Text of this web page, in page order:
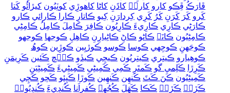
ڦارَڪُ ڦِڪو کارو کاروۡ کاڌَنِ کاڻا کاھوڙِي کوٽِيُون کيڙائُو کَتا
کَرو کَرَ کَرَنِ کَرُ کَرِي کِردارَنِ کِيو ڪاتارِ ڪارا ڪارائي ڪارو
ڪارَڻِي ڪارِي ڪارِيءَ ڪارِيُون ڪافِرَ ڪامِلَ ڪامِلُ ڪامِڻِي
ڪامِڻِيُون ڪانَہ ڪاڻو ڪاڻِ ڪاڻِيارِنِ ڪاھِلِ ڪوجها ڪوجهو
ڪوجَهنِ ڪوجِهي ڪوسا ڪوسو ڪوڙيِين ڪوڙِين ڪوھُ
ڪوھِيارو ڪيتِري ڪيتِريُون ڪيچِي ڪيڏو ڪيۡچ ڪَئين ڪَرِيمَنِ
ڪَرِڙا
ڪَلِمي گو ڪَمتَرِ ڪَمِي ڪَمِيڻِي ڪَمِيڻِيءَ ڪَمِيڻِيَنِ
ڪَمِيڻِيُون ڪَنَ ڪَٽَ ڪَنھِن ڪَنھِين ڪَوڙا ڪَپِئو ڪَچو ڪَچِي
ڪَڙوۡ ڪَڙيۡ ڪَڪا ڪَھَلَ ڪُجُهہ ڪُفراَنا ڪُنڍِيءَ ڪُنڍِيُونۡ